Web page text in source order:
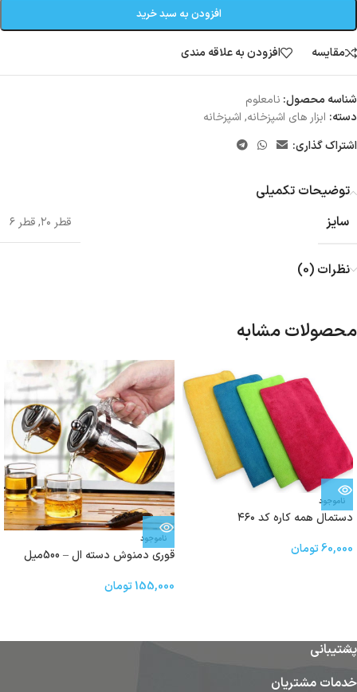
افزودن به سبد خرید
مقایسه افزودن به علاقه مندی
شناسه محصول: نامعلوم
دسته: ابزار های اشپزخانه, اشپزخانه
اشتراک گذاری:
توضیحات تکمیلی
سایز
قطر ۲۰ ,قطر ۶
نظرات (0)
محصولات مشابه
ناموجود
دستمال همه کاره کد ۴۶۰
60,000تومان
ناموجود
قوری دمنوش دسته ال – 500میل
155,000تومان
پشتیبانی
خدمات مشتریان